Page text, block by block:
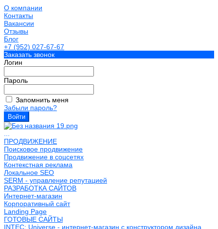
О компании
Контакты
Вакансии
Отзывы
Блог
+7 (952) 027-67-67
Заказать звонок
Логин
Пароль
Запомнить меня
Забыли пароль?
ПРОДВИЖЕНИЕ
Поисковое продвижение
Продвижение в соцсетях
Контекстная реклама
Локальное SEO
SERM - управление репутацией
РАЗРАБОТКА САЙТОВ
Интернет-магазин
Корпоративный сайт
Landing Page
ГОТОВЫЕ САЙТЫ
INTEC: Universe - интернет-магазин с конструктором дизайна